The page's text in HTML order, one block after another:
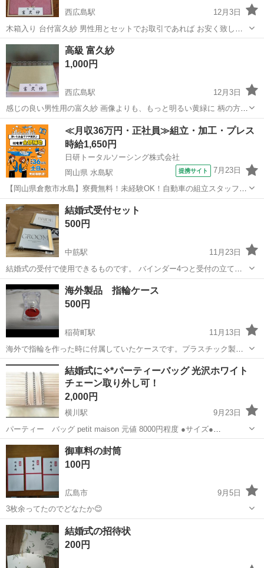
西広島駅
12月3日
木箱入り 台付富久紗 男性用とセットでお取引であれば お安く致しま
す。
広島 広島市 西広島駅
高級 富久紗
1,000円
西広島駅
12月3日
感じの良い男性用の富久紗 画像よりも、もっと明るい黄緑に 柄の方は
深い緑で上品です。 本日中にコメント頂きました方のみ後日お取引大
丈夫です。 女性用とセットであればお安く致します。
広島 広島市 西広島駅 冠婚葬祭 セット
≪月収36万円・正社員≫組立・加工・プレス
時給1,650円
日研トータルソーシング株式会社
岡山県 水島駅
提携サイト 7月23日
【岡山県倉敷市水島】寮費無料！未経験OK！自動車の組立スタッフ
《お仕事No.NS0089》 お仕事について 車の組立作業です。専用レール
に乗って流れてくる車の骨組みに、車内外の各部品・ハンドル・足回
り・ドア・シートなどの各...
岡山 倉敷市 水島駅 その他
結婚式受付セット
500円
中筋駅
11月23日
結婚式の受付で使用できるものです。 バインダー4つと受付の立て札
があります。
広島 広島市 中筋駅 冠婚葬祭
海外製品 指輪ケース
500円
稲荷町駅
11月13日
海外で指輪を作った時に付属していたケースです。プラスチック製
で、板バネでパチッと閉まります。 ご興味のある方、お願いします。
※画像の指輪は付属しません。ケースのみです。
広島 広島市 稲荷町駅 冠婚葬祭
結婚式に✧︎*パーティーバッグ 光沢ホワイト
チェーン取り外し可！
2,000円
横川駅
9月23日
パーティー バッグ petit maison 元値 8000円程度 ●サイズ●
27cm✖️10.5cm✖️4.5cm 結婚式、二次会パーティー等で使用できるバッ
グです！(*^^*) 2回ほど使用しました。 中央に付いて...
広島 広島市 横川駅 冠婚葬祭
御車料の封筒
100円
広島市
9月5日
3枚余ってたのでどなたか😊
広島 広島市 冠婚葬祭 封筒
結婚式の招待状
200円